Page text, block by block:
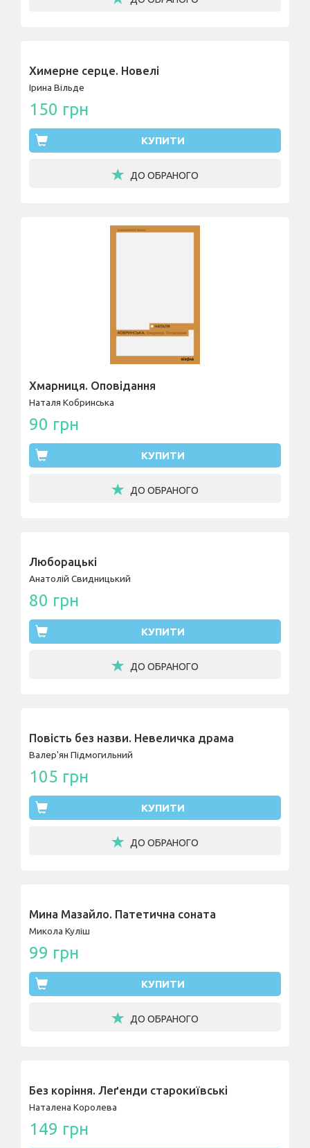
Химерне серце. Новелі
Ірина Вільде
150 грн
КУПИТИ
ДО ОБРАНОГО
Хмарниця. Оповідання
Наталя Кобринська
90 грн
КУПИТИ
ДО ОБРАНОГО
Люборацькі
Анатолій Свидницький
80 грн
КУПИТИ
ДО ОБРАНОГО
Повість без назви. Невеличка драма
Валер'ян Підмогильний
105 грн
КУПИТИ
ДО ОБРАНОГО
Мина Мазайло. Патетична соната
Микола Куліш
99 грн
КУПИТИ
ДО ОБРАНОГО
Без коріння. Леґенди старокиївські
Наталена Королева
149 грн